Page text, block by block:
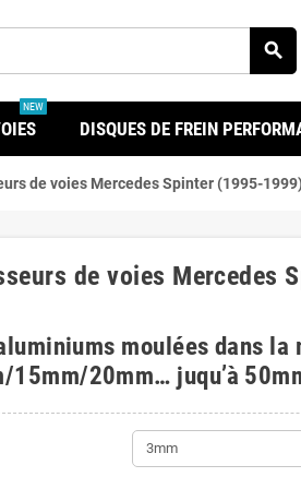
search
NEW
DISQUES DE FREIN
de voies Mercedes Spinter (1995-1999)
de voies Mercedes
moulées dans la
15mm/20mm… juqu’à